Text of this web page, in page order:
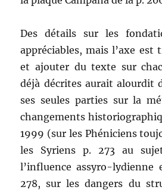
Des détails sur les
appréciables, mais l’axe est
et ajouter du texte sur
déjà décrites aurait alourdit
ses seules parties sur la
changements
1999 (sur les Phéniciens
les Syriens p. 273 au
l’influence assyro-lydienne
278, sur les dangers du